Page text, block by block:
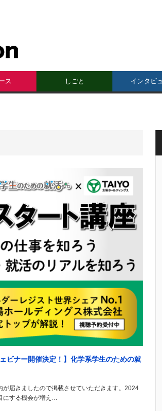
ス しごと インタビ
ビナー開催決定！】化学系学生のための就
届きましたので掲載させていただきます。2024
にする機会が増え…